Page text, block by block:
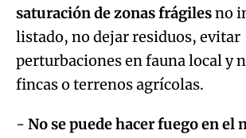
saturación de zonas frágilesno
listado, no dejar residuos, evitar
perturbaciones en fauna local y
fincas o terrenos agrícolas.
- No se puede hacer fuego en el